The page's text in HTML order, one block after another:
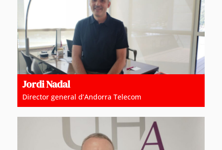
Jordi Nadal
Director general d’Andorra Telecom